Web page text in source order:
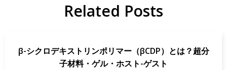
Related Posts
β-シクロデキストリンポリマー（βCDP）とは？超分
子材料・ゲル・ホスト-ゲスト